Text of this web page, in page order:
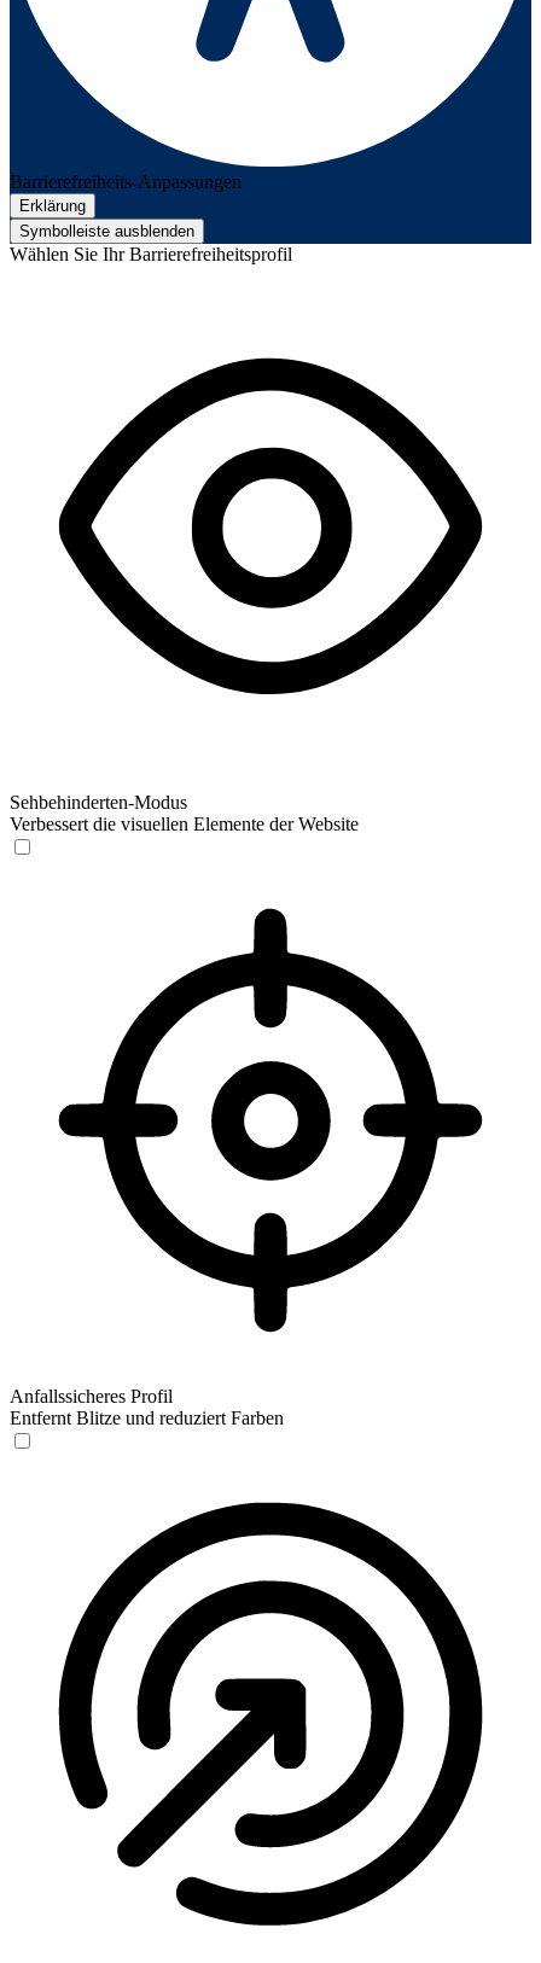
Barrierefreiheits-Anpassungen
Erklärung
Symbolleiste ausblenden
Wählen Sie Ihr Barrierefreiheitsprofil
Sehbehinderten-Modus
Verbessert die visuellen Elemente der Website
Anfallssicheres Profil
Entfernt Blitze und reduziert Farben